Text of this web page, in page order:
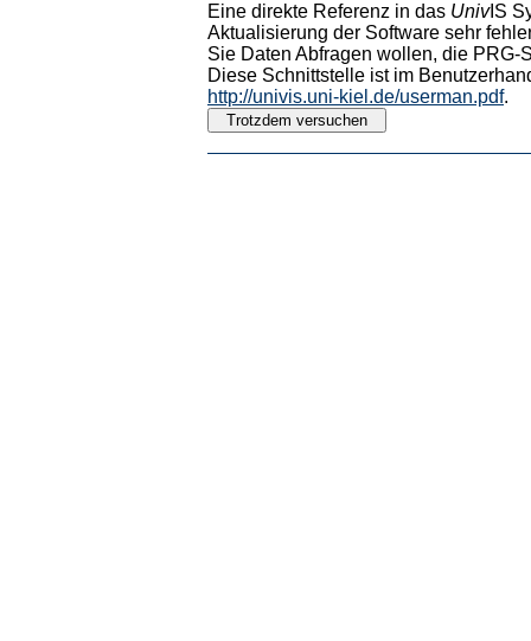
Eine direkte Referenz in das UnivIS
Aktualisierung der Software sehr
Sie Daten Abfragen wollen, die PRG-
Diese Schnittstelle ist im
http://univis.uni-kiel.de/userman.pdf.